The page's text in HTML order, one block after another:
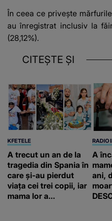
În ceea ce privește
au înregistrat inclusiv la
(28,12%).
CITEȘTE ȘI
KFETELE
A trecut un an de la
tragedia din Spania în
care și-au pierdut
viața cei trei copii, iar
mama lor a…
RADIO
A
ani,